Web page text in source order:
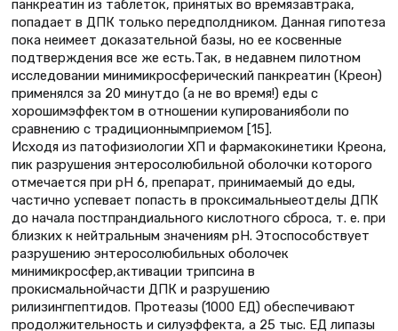
панкреатин из таблеток, принятых во времязавтрака,
попадает в ДПК только передполдником. Данная гипотеза
пока неимеет доказательной базы, но ее косвенные
подтверждения все же есть.Так, в недавнем пилотном
исследовании минимикросферический панкреатин (Креон)
применялся за 20 минутдо (а не во время!) еды с
хорошимэффектом в отношении купированияболи по
сравнению с традиционнымприемом [15].
Исходя из патофизиологии ХП и фармакокинетики Креона,
пик разрушения энтеросолюбильной оболочки которого
отмечается при рН 6, препарат, принимаемый до еды,
частично успевает попасть в проксимальныеотделы ДПК
до начала постпрандиального кислотного сброса, т. е. при
близких к нейтральным значениям рН. Этоспособствует
разрушению энтеросолюбильных оболочек
минимикросфер,активации трипсина в
прокисмальнойчасти ДПК и разрушению
рилизингпептидов. Протеазы (1000 ЕД) обеспечивают
продолжительность и силуэффекта, а 25 тыс. ЕД липазы